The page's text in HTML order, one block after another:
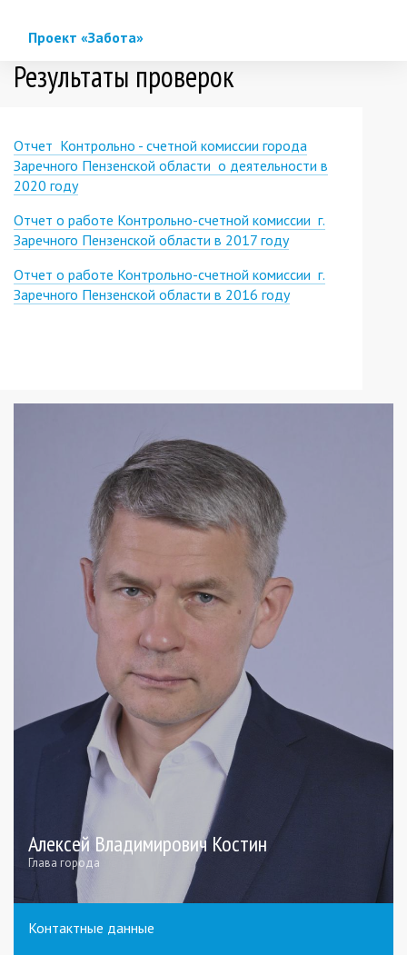
Проект «Забота»
Результаты проверок
Отчет Контрольно - счетной комиссии города
Заречного Пензенской области о деятельности в
2020 году
Отчет о работе Контрольно-счетной комиссии г.
Заречного Пензенской области в 2017 году
Отчет о работе Контрольно-счетной комиссии г.
Заречного Пензенской области в 2016 году
Алексей Владимирович Костин
Глава города
Контактные данные